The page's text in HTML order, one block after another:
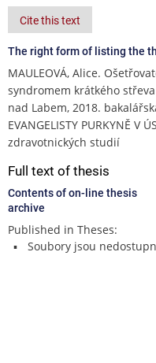
Cite this text
The right form of listing the
MAULEOVÁ, Alice.
syndromem krátkého
nad Labem, 2018.
EVANGELISTY PURKYNĚ V
zdravotnických studií
Full text of thesis
Contents of on-line thesis
archive
Published in Theses:
Soubory jsou